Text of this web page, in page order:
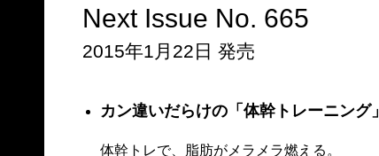
Next Issue No. 665
2015年1月22日 発売
カン違いだらけの「体幹トレーニング」
体幹トレで、脂肪がメラメラ燃える。